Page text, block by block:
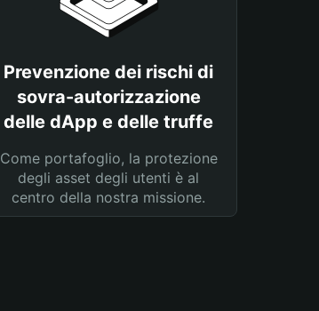
Prevenzione dei rischi di
sovra-autorizzazione
delle dApp e delle truffe
Come portafoglio, la protezione
degli asset degli utenti è al
centro della nostra missione.